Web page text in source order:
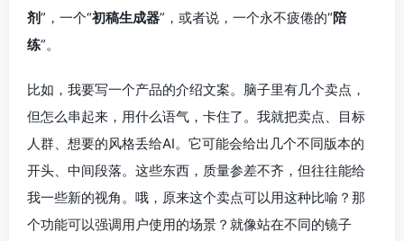
剂”，一个“初稿生成器”，或者说，一个永不疲倦的“陪
练”。
比如，我要写一个产品的介绍文案。脑子里有几个卖点，
但怎么串起来，用什么语气，卡住了。我就把卖点、目标
人群、想要的风格丢给AI。它可能会给出几个不同版本的
开头、中间段落。这些东西，质量参差不齐，但往往能给
我一些新的视角。哦，原来这个卖点可以用这种比喻？那
个功能可以强调用户使用的场景？就像站在不同的镜子